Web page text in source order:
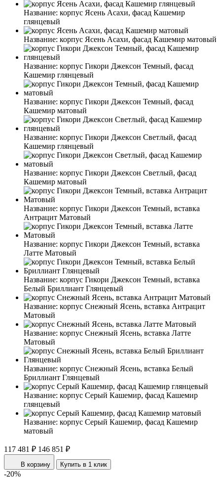
Название: корпус Ясень Асахи, фасад Кашемир
глянцевый
Название: корпус Ясень Асахи, фасад Кашемир матовый
Название: корпус Гикори Джексон Темный, фасад
Кашемир глянцевый
Название: корпус Гикори Джексон Темный, фасад
Кашемир матовый
Название: корпус Гикори Джексон Светлый, фасад
Кашемир глянцевый
Название: корпус Гикори Джексон Светлый, фасад
Кашемир матовый
Название: корпус Гикори Джексон Темный, вставка
Антрацит Матовый
Название: корпус Гикори Джексон Темный, вставка
Латте Матовый
Название: корпус Гикори Джексон Темный, вставка
Белый Бриллиант Глянцевый
Название: корпус Снежный Ясень, вставка Антрацит
Матовый
Название: корпус Снежный Ясень, вставка Латте
Матовый
Название: корпус Снежный Ясень, вставка Белый
Бриллиант Глянцевый
Название: корпус Серый Кашемир, фасад Кашемир
глянцевый
Название: корпус Серый Кашемир, фасад Кашемир
матовый
117 481 ₽ 146 851 ₽
В корзину Купить в 1 клик
-20%